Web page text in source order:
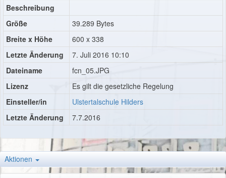
Beschreibung
Größe
39.289 Bytes
Breite x Höhe
600 x 338
Letzte Änderung
7. Juli 2016 10:10
Dateiname
fcn_05.JPG
Lizenz
Es gilt die gesetzliche Regelung
Einsteller/in
Ulstertalschule Hilders
Letzte Änderung
7.7.2016
Aktionen